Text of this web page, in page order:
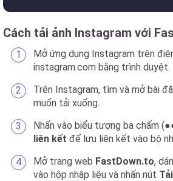
Cách tải ảnh Instagram với
Mở ứng dụng Instagram trên
instagram.com bằng trình duyệt.
Trên Instagram, tìm và mở bài
muốn tải xuống.
Nhấn vào biểu tượng ba chấm
liên kết để lưu liên kết vào bộ
Mở trang web FastDown.to,
vào hộp nhập liệu và nhấn nút